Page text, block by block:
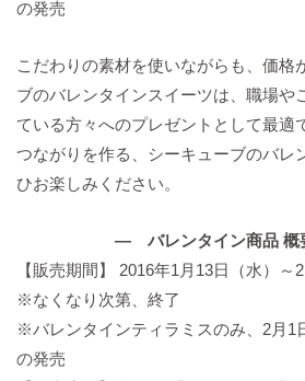
の発売
こだわりの素材を使いながらも、価格
ブのバレンタインスイーツは、職場や
ている方々へのプレゼントとして最適
つながりを作る、シーキューブのバレ
ひお楽しみください。
― バレンタイン商品
【販売期間】 2016年1月13日（水）
※なくなり次第、終了
※バレンタインティラミスのみ、2月1
の発売